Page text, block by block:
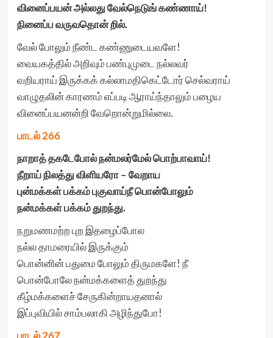
வினைப்பயன் அல்லது வேல்நெடுங் கண்ணாய்!
நினைப்ப வருவதொன் றில்.
வேல் போலும் நீண்ட கண்ணுடையவளே!
வையகத்தில் அறிவும் பண்புமுடை நல்லவர்
வறியராய் இருக்கக் கல்லாமதிகெட்டோர் செல்வராய்
வாழுதலின் காரணம் எப்படி ஆராய்ந்தாலும் பழைய
வினைப்பயனன்றி வேறொன்றுமில்லை.
பாடல் 266
நாறாத் தகடேபோல் நன்மலர்மேல் பொற்பாவாய்!
நீறாய் நிலத்து விளியரோ – வேறாய
புன்மக்கள் பக்கம் புகுவாய்நீ பொன்போலும்
நன்மக்கள் பக்கம் துறந்து.
நறுமணமற்ற புற இதழைப்போல
நல்ல தாமரையில் இருக்கும்
பொன்னின் பதுமை போலும் திருமகளே! நீ
பொன்போலே நன்மக்களைத் துறந்து
கீழ்மக்களைச் சேருகின்றாயதனால்
இப்புவியில் சாம்பலாகி அழிந்துபோ!
பாடல் 267